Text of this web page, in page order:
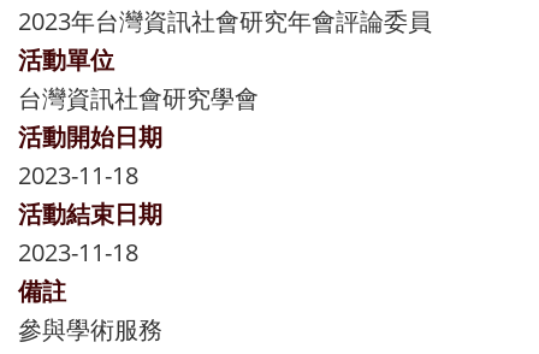
2023年台灣資訊社會研究年會評論委員
活動單位
台灣資訊社會研究學會
活動開始日期
2023-11-18
活動結束日期
2023-11-18
備註
參與學術服務